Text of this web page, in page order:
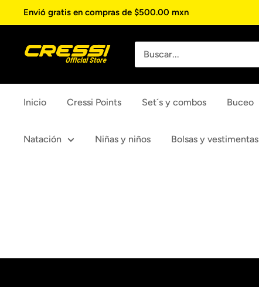
directamente
contenido
Envió gratis en compras de $500.00 mxn
Cressi
Inicio Cressi Points Set´s y combos Buceo
Natación Niñas y niños Bolsas y vestimentas